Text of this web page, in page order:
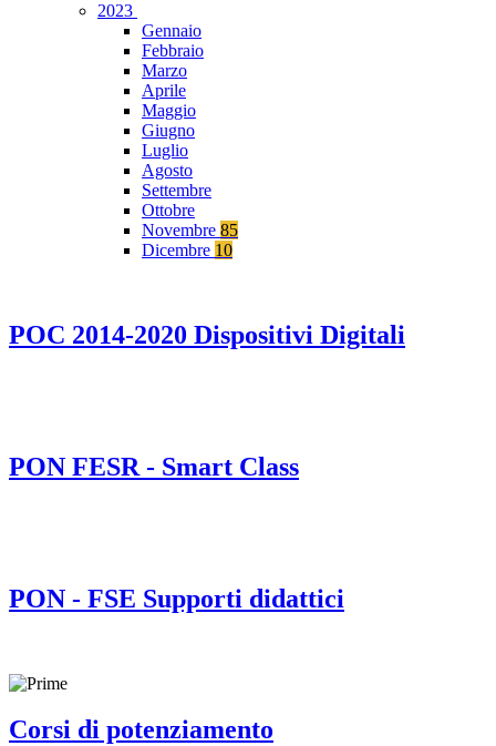
2023
Gennaio
Febbraio
Marzo
Aprile
Maggio
Giugno
Luglio
Agosto
Settembre
Ottobre
Novembre 85
Dicembre 10
POC 2014-2020 Dispositivi Digitali
PON FESR - Smart Class
PON - FSE Supporti didattici
Corsi di potenziamento